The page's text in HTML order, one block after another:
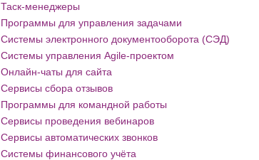
Таск-менеджеры
Программы для управления задачами
Системы электронного документооборота (СЭД)
Системы управления Agile-проектом
Онлайн-чаты для сайта
Сервисы сбора отзывов
Программы для командной работы
Сервисы проведения вебинаров
Сервисы автоматических звонков
Системы финансового учёта